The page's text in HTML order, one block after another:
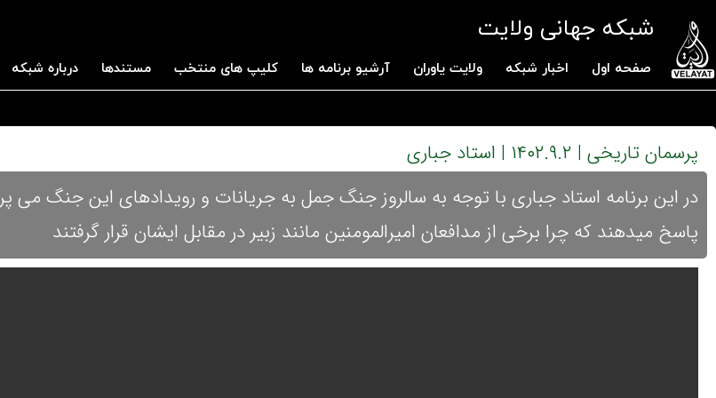
شبکه جهانی ولایت
صفحه اول اخبار شبکه ولایت یاوران آرشیو برنامه ها کلیپ های منتخب مستندها درباره شبکه
پرسمان تاریخی | ۱۴۰۲.۹.۲ | استاد جباری
در این برنامه استاد جباری با توجه به سالروز جنگ جمل به جریانات و رویدادهای این جنگ می
پاسخ میدهند که چرا برخی از مدافعان امیرالمومنین مانند زبیر در مقابل ایشان قرار گرفتند